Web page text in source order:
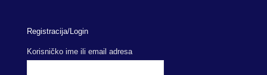
Registracija/Login
Korisničko ime ili email adresa